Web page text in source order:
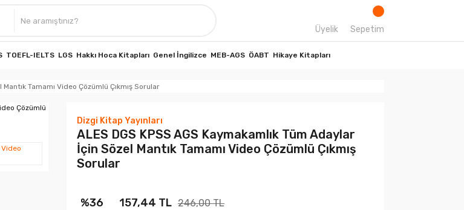
Üyelik Sepetim
TOEFL-IELTS LGS Hakkı Hoca Kitapları Genel İngilizce MEB-AGS ÖABT Hikaye Kitapları
Tamamı Video Çözümlü Çıkmış Sorular
Dizgi Kitap Yayınları
ALES DGS KPSS AGS Kaymakamlık Tüm Adaylar
İçin Sözel Mantık Tamamı Video Çözümlü Çıkmış
Sorular
%36 157,44 TL 246,00 TL